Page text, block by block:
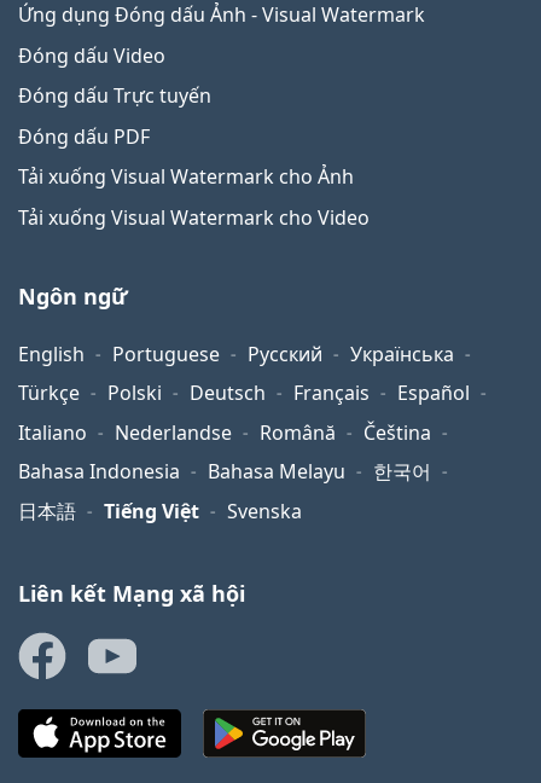
Ứng dụng Đóng dấu Ảnh - Visual Watermark
Đóng dấu Video
Đóng dấu Trực tuyến
Đóng dấu PDF
Tải xuống Visual Watermark cho Ảnh
Tải xuống Visual Watermark cho Video
Ngôn ngữ
English Portuguese Русский
Українська
Türkçe
Polski Deutsch Français
Español
Italiano
Nederlandse Română
Čeština
Bahasa Indonesia
Bahasa Melayu
한국어
日本語
Tiếng Việt Svenska
Liên kết Mạng xã hội